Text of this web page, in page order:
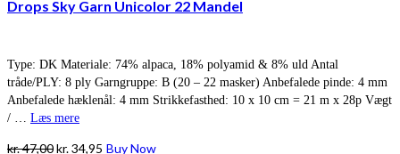
Drops Sky Garn Unicolor 22 Mandel
Type: DK Materiale: 74% alpaca, 18% polyamid & 8% uld Antal
tråde/PLY: 8 ply Garngruppe: B (20 – 22 masker) Anbefalede pinde: 4 mm
Anbefalede hæklenål: 4 mm Strikkefasthed: 10 x 10 cm = 21 m x 28p Vægt
/ … Læs mere
kr.47,00Den
kr.34,95 Den
Buy Now